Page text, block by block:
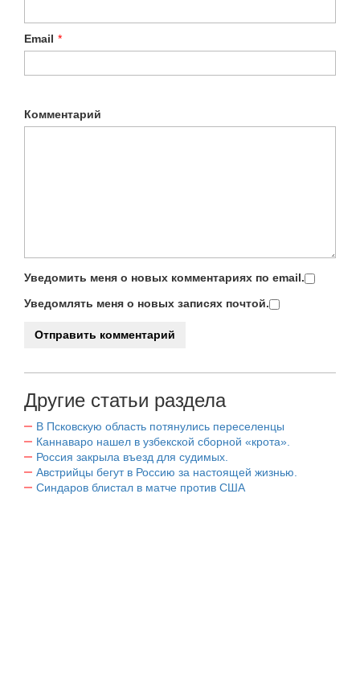
Email *
Комментарий
Уведомить меня о новых комментариях по email.
Уведомлять меня о новых записях почтой.
Другие статьи раздела
В Псковскую область потянулись переселенцы
Каннаваро нашел в узбекской сборной «крота».
Россия закрыла въезд для судимых.
Австрийцы бегут в Россию за настоящей жизнью.
Синдаров блистал в матче против США